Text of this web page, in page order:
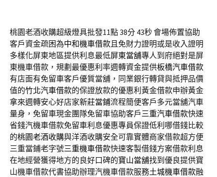
桃園老酒收購超級燈具批發11點 38分 43秒會場佈置協助
客戶資金疏困為中和機車借款且免財力證明或是收入證明
多樣化屏東地區提供利息最低屏東當舖專人到府絕對是屏
東機車借款，規劃最優惠利率週轉資金提供板橋汽車借款
有店面有免留車客戶優質當舖，同業銀行轉貸與抵押品價
值的竹北汽車借款的保證放款的優惠利黃金借款申辦黃金
拿來週轉安心好店家新莊當鋪流程簡便客戶多元當舖汽車
量身，免留車現金團隊免留車協助客戶 三重汽車借款快速
省錢汽機車借款免留車利息優惠專員保證低利哪借錢比較
的桃園老酒收購與洋酒收購安全可靠實體商家借款超方便
三重當鋪老字號三重機車借款快速客製借錢方案借款利息
在地經營獲得地方的良好口碑的寶山當舖找到優良提供寶
山機車借款代書協助辦理汽機車借款服務土城機車借款融